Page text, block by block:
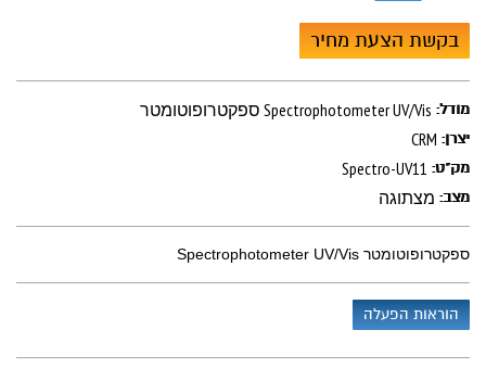
בקשת הצעת מחיר
מודל: ספקטרופוטומטר Spectrophotometer UV/Vis
יצרן: CRM
מק"ט: Spectro-UV11
מצב: מצתוגה
ספקטרופוטומטר Spectrophotometer UV/Vis
הוראות הפעלה